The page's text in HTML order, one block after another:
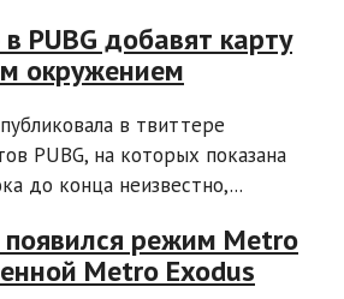
PUBG добавят карту
окружением
в твиттере
PUBG, на которых показана
до конца неизвестно,...
появился режим Metro
Metro Exodus